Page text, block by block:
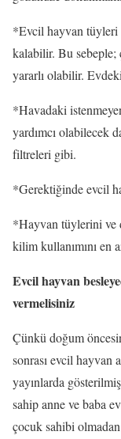
*Evcil hayvan tüyleri
kalabilir. Bu sebeple;
yararlı olabilir.
*Havadaki
yardımcı olabilecek
filtreleri gibi.
*Gerektiğinde evcil
*Hayvan tüylerini ve
kilim kullanımını en
Evcil hayvan
vermelisiniz
Çünkü doğum
sonrası evcil hayvan
yayınlarda
sahip anne ve baba
çocuk sahibi